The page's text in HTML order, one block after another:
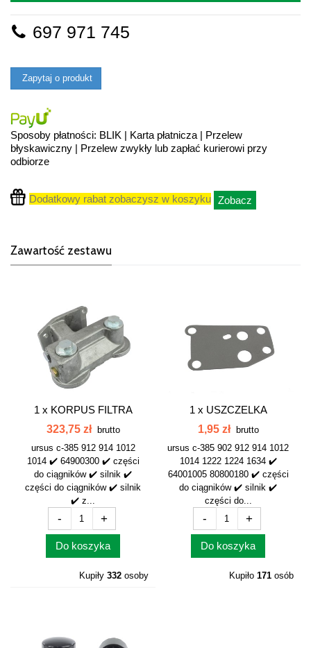
697 971 745
Zapytaj o produkt
Sposoby płatności: BLIK | Karta płatnicza | Przelew
błyskawiczny | Przelew zwykły lub zapłać kurierowi przy
odbiorze
Dodatkowy rabat zobaczysz w koszyku Zobacz
Zawartość zestawu
1 x KORPUS FILTRA
OLEJU SILNIKA 6...
323,75 zł
brutto
ursus c-385 912 914 1012
1014 ✔️ 64900300 ✔️ części
do ciągników ✔️ silnik ✔️
części do ciągników ✔️ silnik
✔️ z...
- +
Do koszyka
Kupiły 332 osoby
1 x USZCZELKA
KORPUSU FILTRA
1,95 zł
brutto
ursus c-385 902 912 914 1012
1014 1222 1224 1634 ✔️
64001005 80800180 ✔️ części
do ciągników ✔️ silnik ✔️
części do...
- +
Do koszyka
Kupiło 171 osób